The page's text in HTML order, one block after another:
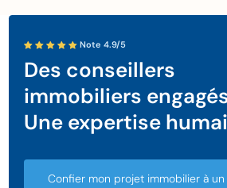
Note 4.9/5
Des conseillers
immobiliers
Une expertise
Confier mon projet immobilier à